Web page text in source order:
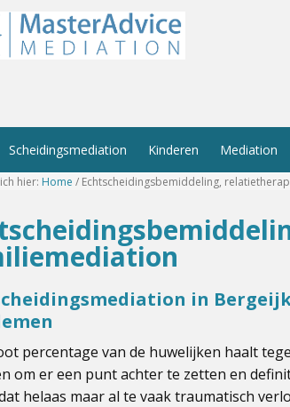
Scheidingsmediation Kinderen Mediation
hier: Home / Echtscheidingsbemiddeling,
in
percentage van de huwelijken haalt
om er een punt achter te zetten en
helaas maar al te vaak traumatisch